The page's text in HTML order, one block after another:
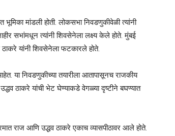
मांडली होती. लोकसभा निवडणुकीवेळी त्यांनी
सभांमधून त्यांनी शिवसेनेला लक्ष्य केले होते. मुंबई
ठाकरे यांनी शिवसेनेला फटकारले होते.
या निवडणुकीच्या तयारीला आतापासूनच राजकीय
ठाकरे यांची भेट घेण्याकडे वेगळ्या दृष्टीने बघण्यात
राज आणि उद्धव ठाकरे एकाच व्यासपीठावर आले होते.